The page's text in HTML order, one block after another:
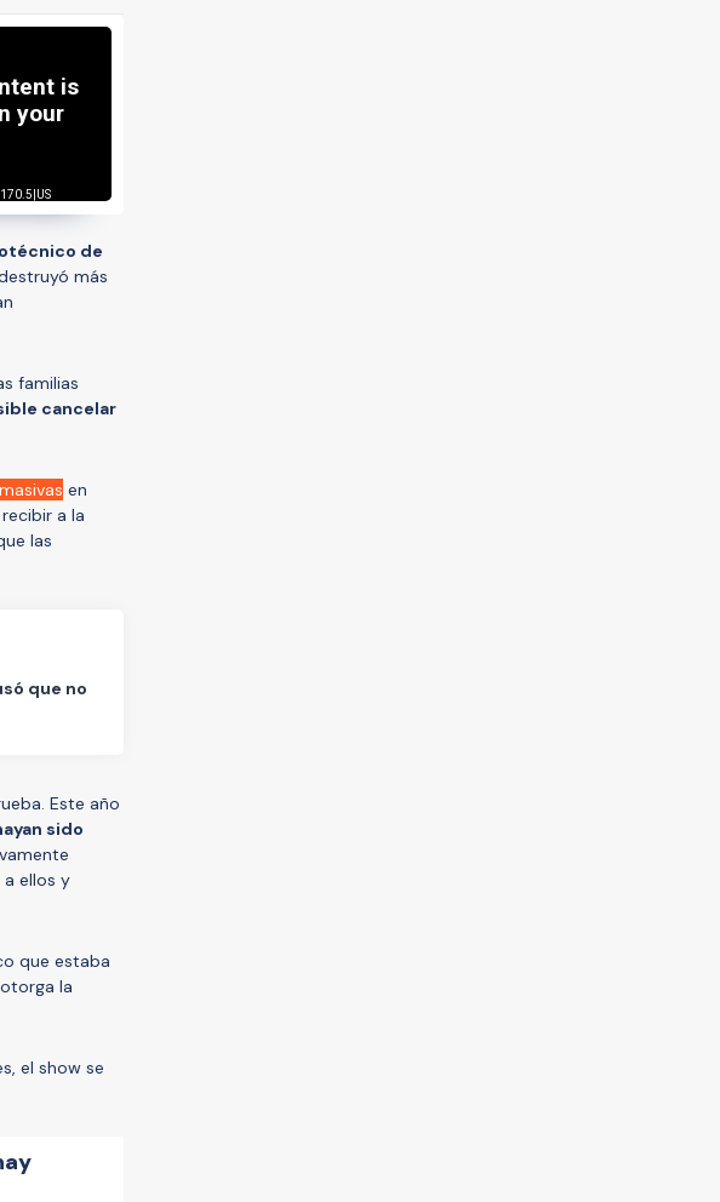
de
más
familias
cancelar
en
a la
las
que no
Este año
sido
ellos y
que estaba
la
el show se